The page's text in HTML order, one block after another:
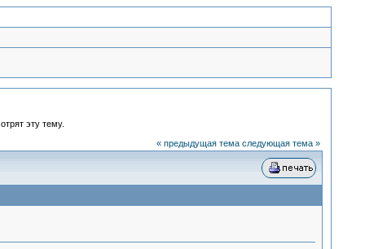
эту тему.
« предыдущая тема следующая тема »